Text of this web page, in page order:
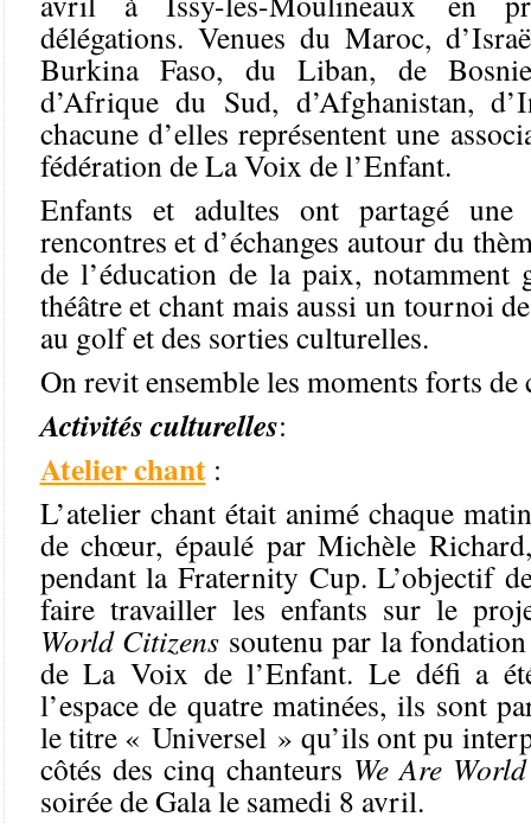
délégations. Venues du Maroc,
Burkina Faso, du Liban, de
d’Afrique du Sud, d’Afghanistan,
chacune d’elles représentent une
fédération de La Voix de l’Enfant.
Enfants et adultes ont partagé une
rencontres et d’échanges autour du
de l’éducation de la paix, notamment
théâtre et chant mais aussi un tournoi
au golf et des sorties culturelles.
On revit ensemble les moments forts
Activités culturelles:
Atelier chant :
L’atelier chant était animé chaque
de chœur, épaulé par Michèle
pendant la Fraternity Cup. L’objectif
faire travailler les enfants sur le
World Citizens soutenu par la
de La Voix de l’Enfant. Le défi a
l’espace de quatre matinées, ils sont
le titre « Universel » qu’ils ont pu
côtés des cinq chanteurs We Are
soirée de Gala le samedi 8 avril.